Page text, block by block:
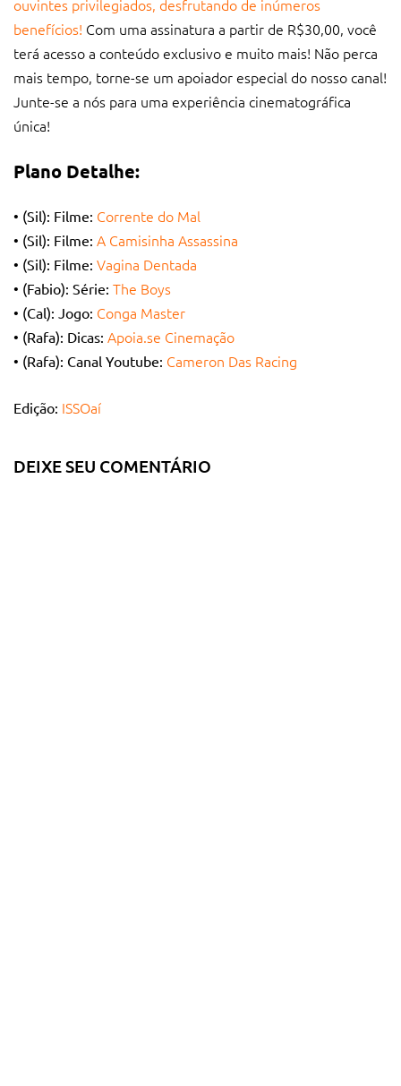
ouvintes privilegiados, desfrutando de inúmeros
benefícios! Com uma assinatura a partir de R$30,00, você
terá acesso a conteúdo exclusivo e muito mais! Não perca
mais tempo, torne-se um apoiador especial do nosso canal!
Junte-se a nós para uma experiência cinematográfica
única!
Plano Detalhe:
• (Sil): Filme: Corrente do Mal
• (Sil): Filme: A Camisinha Assassina
• (Sil): Filme: Vagina Dentada
• (Fabio): Série: The Boys
• (Cal): Jogo: Conga Master
• (Rafa): Dicas: Apoia.se Cinemação
• (Rafa): Canal Youtube: Cameron Das Racing
Edição: ISSOaí
DEIXE SEU COMENTÁRIO